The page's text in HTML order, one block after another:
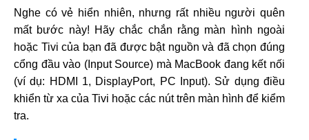
Nghe có vẻ hiển nhiên, nhưng rất nhiều người quên
mất bước này! Hãy chắc chắn rằng màn hình ngoài
hoặc Tivi của bạn đã được bật nguồn và đã chọn đúng
cổng đầu vào (Input Source) mà MacBook đang kết nối
(ví dụ: HDMI 1, DisplayPort, PC Input). Sử dụng điều
khiển từ xa của Tivi hoặc các nút trên màn hình để kiểm
tra.